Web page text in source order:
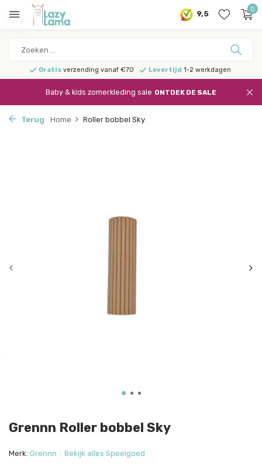
9,5
0
Gratis verzending vanaf €70 Levertijd 1-2 werkdagen
Baby & kids zomerkleding sale ONTDEK DE SALE
Terug Home Roller bobbel Sky
Grennn Roller bobbel Sky
Merk: Grennn Bekijk alles Speelgoed